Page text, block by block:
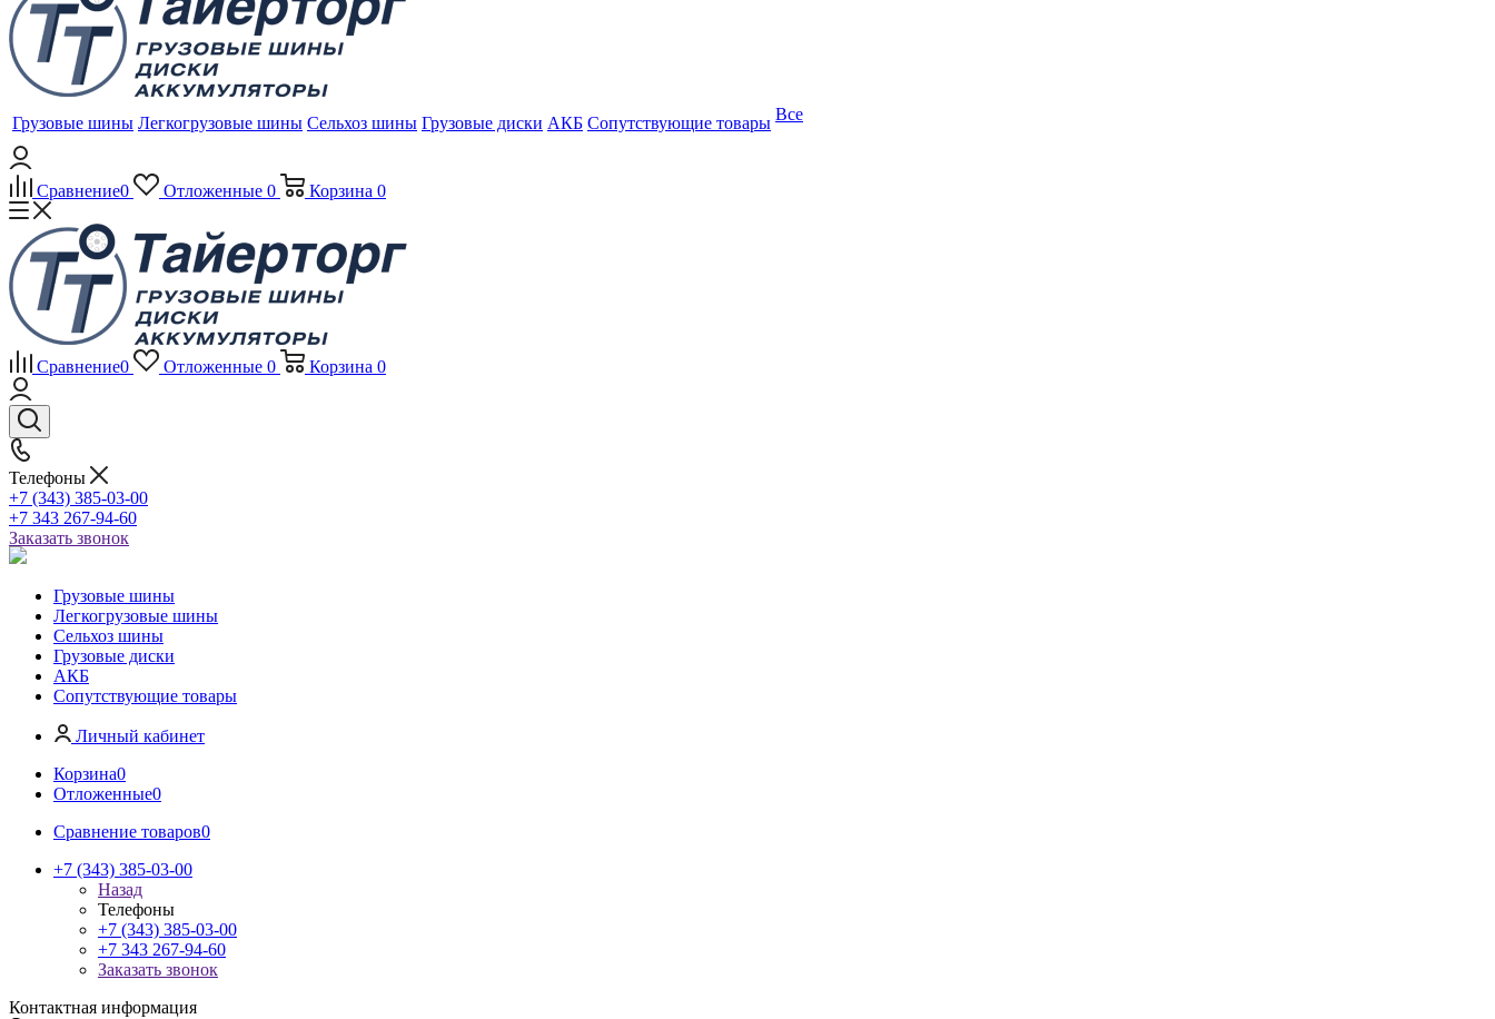
Грузовые шины Легкогрузовые шины Сельхоз шины Грузовые диски АКБ Сопутствующие товары Все
Сравнение0 Отложенные 0 Корзина 0
Сравнение0 Отложенные 0 Корзина 0
Телефоны
+7 (343) 385-03-00
+7 343 267-94-60
Заказать звонок
Грузовые шины
Легкогрузовые шины
Сельхоз шины
Грузовые диски
АКБ
Сопутствующие товары
Личный кабинет
Корзина0
Отложенные0
Сравнение товаров0
+7 (343) 385-03-00
Назад
Телефоны
+7 (343) 385-03-00
+7 343 267-94-60
Заказать звонок
Контактная информация